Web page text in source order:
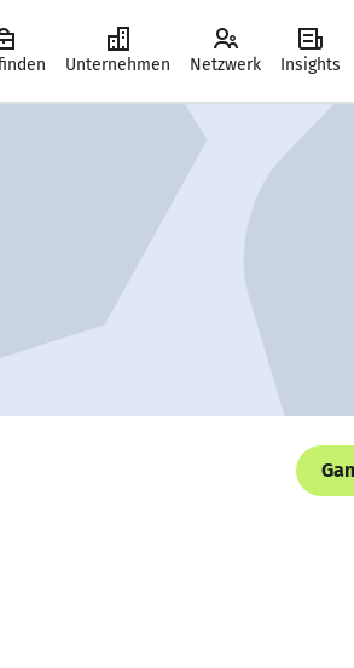
Unternehmen Netzwerk Insights